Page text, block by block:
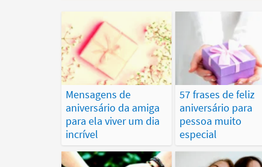
Mensagens de
aniversário da amiga
para ela viver um dia
incrível
57 frases de feliz
aniversário para
pessoa muito
especial